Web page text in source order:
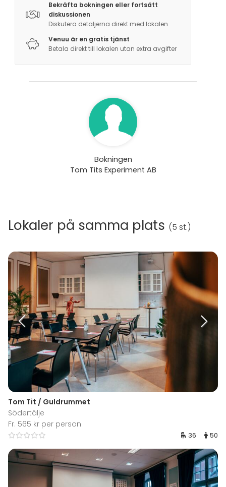
Bekräfta bokningen eller fortsätt
diskussionen
Diskutera detaljerna direkt med lokalen
Venuu är en gratis tjänst
Betala direkt till lokalen utan extra avgifter
Bokningen
Tom Tits Experiment AB
Lokaler på samma plats (5 st.)
Tom Tit / Guldrummet
Södertälje
Fr. 565 kr per person
36 50